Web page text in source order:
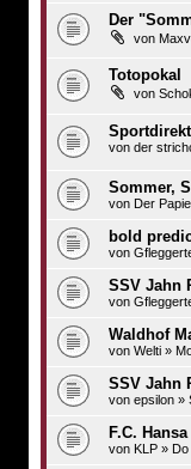
Der
von
Totopokal
von
von der
Sommer,
von Der
bold
von
SSV Jahn
von
Waldhof
von Welti»
SSV Jahn
von epsilon»
F.C.
von KLP»